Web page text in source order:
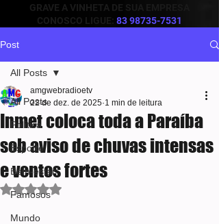
GRAVE A VINHETA DE SUA EMPRESA
CONOSCO LIGUE:
83 98735-7531
Post
All Posts
Política
Esporte
Bem-estar
Famosos
Mundo
All Posts
Inmet coloca toda a Paraíba
sob aviso de chuvas intensas
e ventos fortes
amgwebradioetv
22 de dez. de 2025 1 min de leitura
Avaliado com NaN de 5 estrelas.